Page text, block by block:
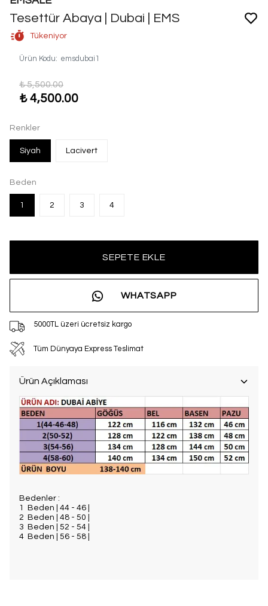
Tesettür Abaya | Dubai | EMS
Tükeniyor
Ürün Kodu: emsdubai1
₺ 5,500.00
₺ 4,500.00
Renkler
Siyah Lacivert
Beden
1 2 3 4
SEPETE EKLE
WHATSAPP
5000TL üzeri ücretsiz kargo
Tüm Dünyaya Express Teslimat
Ürün Açıklaması
Bedenler :
1 Beden | 44 - 46 |
2 Beden | 48 - 50 |
3 Beden | 52 - 54 |
4 Beden | 56 - 58 |